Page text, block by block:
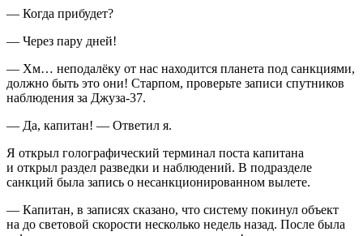
— Когда прибудет?
— Через пару дней!
— Хм… неподалёку от нас находится планета под санкциями,
должно быть это они! Старпом, проверьте записи спутников
наблюдения за Джуза-37.
— Да, капитан! — Ответил я.
Я открыл голографический терминал поста капитана
и открыл раздел разведки и наблюдений. В подразделе
санкций была запись о несанкционированном вылете.
— Капитан, в записях сказано, что систему покинул объект
на до световой скорости несколько недель назад. После была